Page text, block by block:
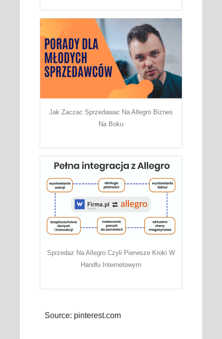
Jak Zaczac Sprzedawac Na Allegro Biznes
Na Boku
Sprzedaz Na Allegro Czyli Pierwsze Kroki W
Handlu Internetowym
Source: pinterest.com